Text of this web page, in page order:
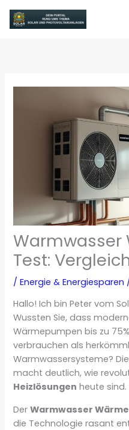
Inhalt
Test:
/Energie & Energiesparen
Hallo! Ich bin Peter vom
Wussten Sie, dass
Wärmepumpen bis zu
verbrauchen als
Warmwassersysteme?
macht deutlich, wie
Heizlösungen heute sind.
DerWarmwasser
die Technologie rasant